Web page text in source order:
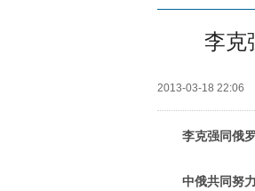
李克
2013-03-18 22:06
李克强同俄
中俄共同努